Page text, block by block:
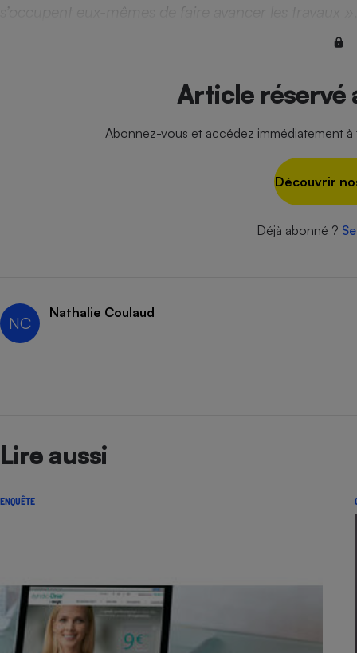
s’occupent eux-mêmes de faire avancer les travaux »
Article réservé
Abonnez-vous et accédez immédiatement
Découvrir
Déjà abonné ?
NC
Nathalie Coulaud
Lire aussi
ENQUÊTE
Petit électroménager
Téléviseur
Matelas